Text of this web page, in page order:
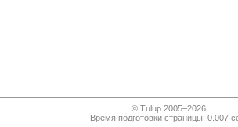
© Tulup 2005–2026
Время подготовки страницы: 0.007